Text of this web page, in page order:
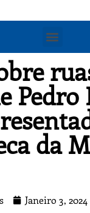
Pedro
da
Janeiro 3, 2024